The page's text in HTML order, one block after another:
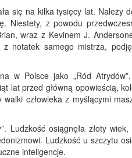
się na kilka tysięcy lat. Należy
Niestety, z powodu
wraz z Kevinem J.
z notatek samego mistrza,
w Polsce jako „Ród
lat przed główną opowieścią,
człowieka z myślącymi
osiągnęła złoty
Ludzkość u szczytu
inteligencje.